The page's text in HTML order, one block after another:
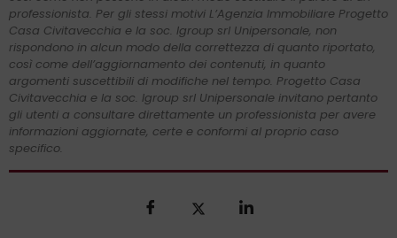
professionista. Per gli stessi motivi L’Agenzia Immobiliare Progetto
Casa Civitavecchia e la soc. Igroup srl Unipersonale, non
rispondono in alcun modo della correttezza di quanto riportato,
così come dell’aggiornamento dei contenuti, in quanto
argomenti suscettibili di modifiche nel tempo. Progetto Casa
Civitavecchia e la soc. Igroup srl Unipersonale invitano pertanto
gli utenti a consultare direttamente un professionista per avere
informazioni aggiornate, certe e conformi al proprio caso
specifico.